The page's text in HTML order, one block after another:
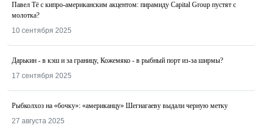
Павел Тё с кипро-американским акцентом: пирамиду Capital Group пустят с
молотка?
10 сентября 2025
Дарькин - в кэш и за границу, Кожемяко - в рыбный порт из-за ширмы?
17 сентября 2025
Рыбколхоз на «бочку»: «американцу» Шегнагаеву выдали черную метку
27 августа 2025